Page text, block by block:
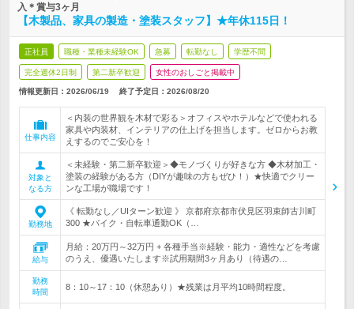
入＊賞与3ヶ月
【木製品、家具の製造・塗装スタッフ】★年休115日！
正社員 職種・業種未経験OK 急募 転勤なし 学歴不問
完全週休2日制 第二新卒歓迎 女性のおしごと掲載中
情報更新日：2026/06/19 終了予定日： 2026/08/20
仕事内容
＜内装の世界観を木材で彩る＞オフィスやホテルなどで使われる
家具や内装材、インテリアの仕上げを担当します。ゼロからお教
えするのでご安心を！
対象と
なる方
＜未経験・第二新卒歓迎＞◆モノづくりが好きな方 ◆木材加工・
塗装の経験がある方（DIYが趣味の方もぜひ！）★快適でクリー
ンな工場が職場です！
勤務地
《 転勤なし／UIターン歓迎 》 京都府京都市伏見区羽束師古川町
300 ★バイク・自転車通勤OK（…
給与
月給：20万円～32万円 + 各種手当※経験・能力・適性などを考慮
のうえ、優遇いたします※試用期間3ヶ月あり（待遇の…
勤務
時間
8：10～17：10（休憩あり）★残業は月平均10時間程度。